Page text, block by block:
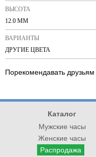
ВЫСОТА
12.0 ММ
ВАРИАНТЫ
ДРУГИЕ ЦВЕТА
Порекомендавать друзьям
Каталог
Мужские часы
Женские часы
Распродажа